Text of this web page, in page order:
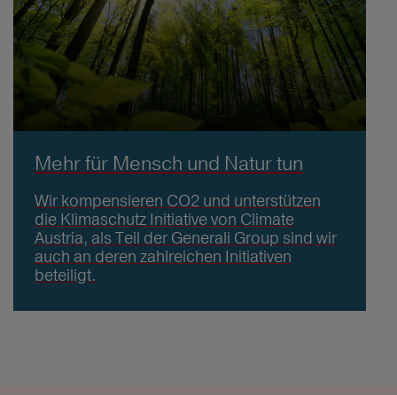
Mehr für Mensch und Natur tun
Wir kompensieren CO2 und unterstützen
die Klimaschutz Initiative von Climate
Austria, als Teil der Generali Group sind wir
auch an deren zahlreichen Initiativen
beteiligt.